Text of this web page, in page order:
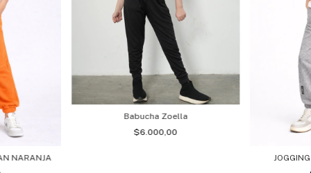
NARANJA
Babucha Zoella
$6.000,00